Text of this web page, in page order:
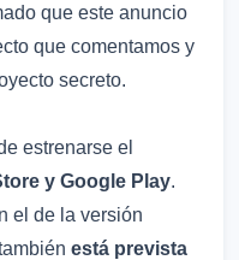
que este anuncio
que comentamos y
secreto.
estrenarse el
y Google Play.
el de la versión
está prevista